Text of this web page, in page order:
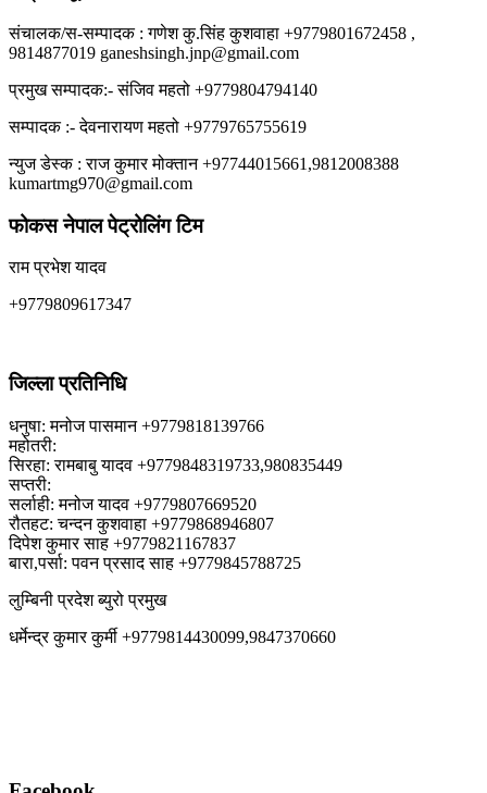
संचालक/स-सम्पादक : गणेश कु.सिंह कुशवाहा +9779801672458 ,
9814877019 ganeshsingh.jnp@gmail.com
प्रमुख सम्पादक:- संजिव महतो +9779804794140
सम्पादक :- देवनारायण महतो +9779765755619
न्युज डेस्क : राज कुमार मोक्तान +97744015661,9812008388
kumartmg970@gmail.com
फोकस नेपाल पेट्रोलिंग टिम
राम प्रभेश यादव
+9779809617347
जिल्ला प्रतिनिधि
धनुषा: मनोज पासमान +9779818139766
महोतरी:
सिरहा: रामबाबु यादव +9779848319733,980835449
सप्तरी:
सर्लाही: मनोज यादव +9779807669520
रौतहट: चन्दन कुशवाहा +9779868946807
दिपेश कुमार साह +9779821167837
बारा,पर्सा: पवन प्रसाद साह +9779845788725
लुम्बिनी प्रदेश ब्युरो प्रमुख
धर्मेन्द्र कुमार कुर्मी +9779814430099,9847370660